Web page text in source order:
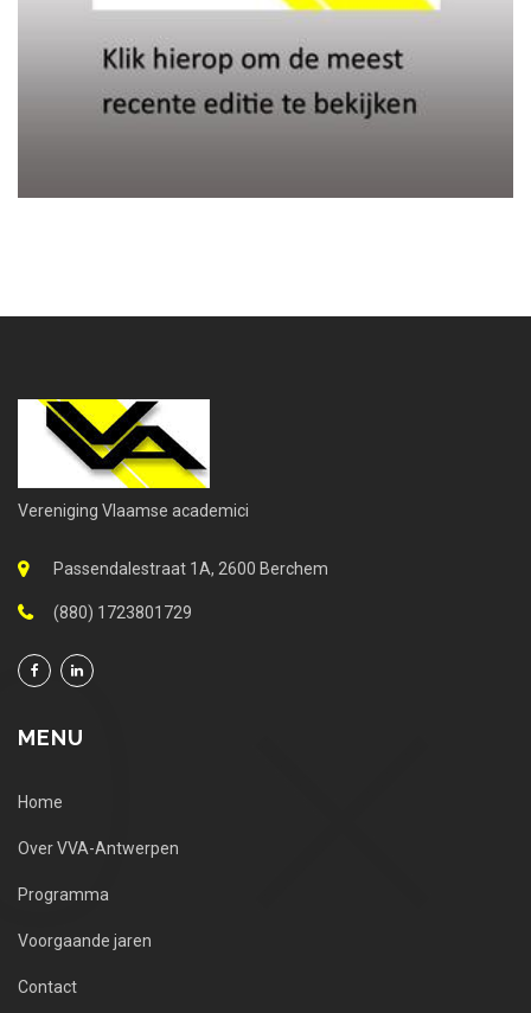
Vereniging Vlaamse academici
Passendalestraat 1A, 2600 Berchem
(880) 1723801729
MENU
Home
Over VVA-Antwerpen
Programma
Voorgaande jaren
Contact